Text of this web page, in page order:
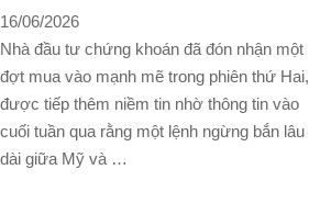
16/06/2026
Nhà đầu tư chứng khoán đã đón nhận một
đợt mua vào mạnh mẽ trong phiên thứ Hai,
được tiếp thêm niềm tin nhờ thông tin vào
cuối tuần qua rằng một lệnh ngừng bắn lâu
dài giữa Mỹ và …